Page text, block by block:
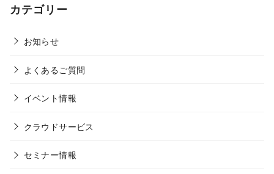
カテゴリー
お知らせ
よくあるご質問
イベント情報
クラウドサービス
セミナー情報